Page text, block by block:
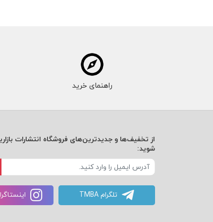
راهنمای خرید
از تخفیف‌ها و جدیدترین‌های فروشگاه انتشارات
شوید:
تلگرام TMBA